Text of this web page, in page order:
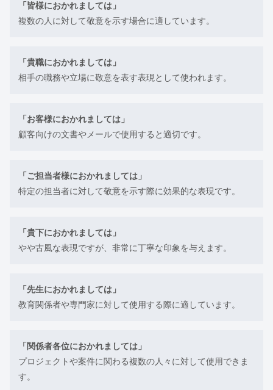
「皆様におかれましては」
複数の人に対して敬意を示す場合に適しています。
「貴職におかれましては」
相手の職務や立場に敬意を表す表現として使われます。
「お客様におかれましては」
顧客向けの文書やメールで使用すると適切です。
「ご担当者様におかれましては」
特定の担当者に対して敬意を示す際に効果的な表現です。
「貴下におかれましては」
やや古風な表現ですが、非常に丁寧な印象を与えます。
「先生におかれましては」
教育関係者や専門家に対して使用する際に適しています。
「関係者各位におかれましては」
プロジェクトや案件に関わる複数の人々に対して使用できま
す。